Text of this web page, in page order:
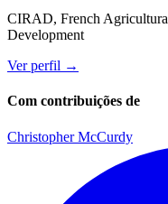
CIRAD, French
Development
Ver perfil →
Com contribuições de
Christopher McCurdy